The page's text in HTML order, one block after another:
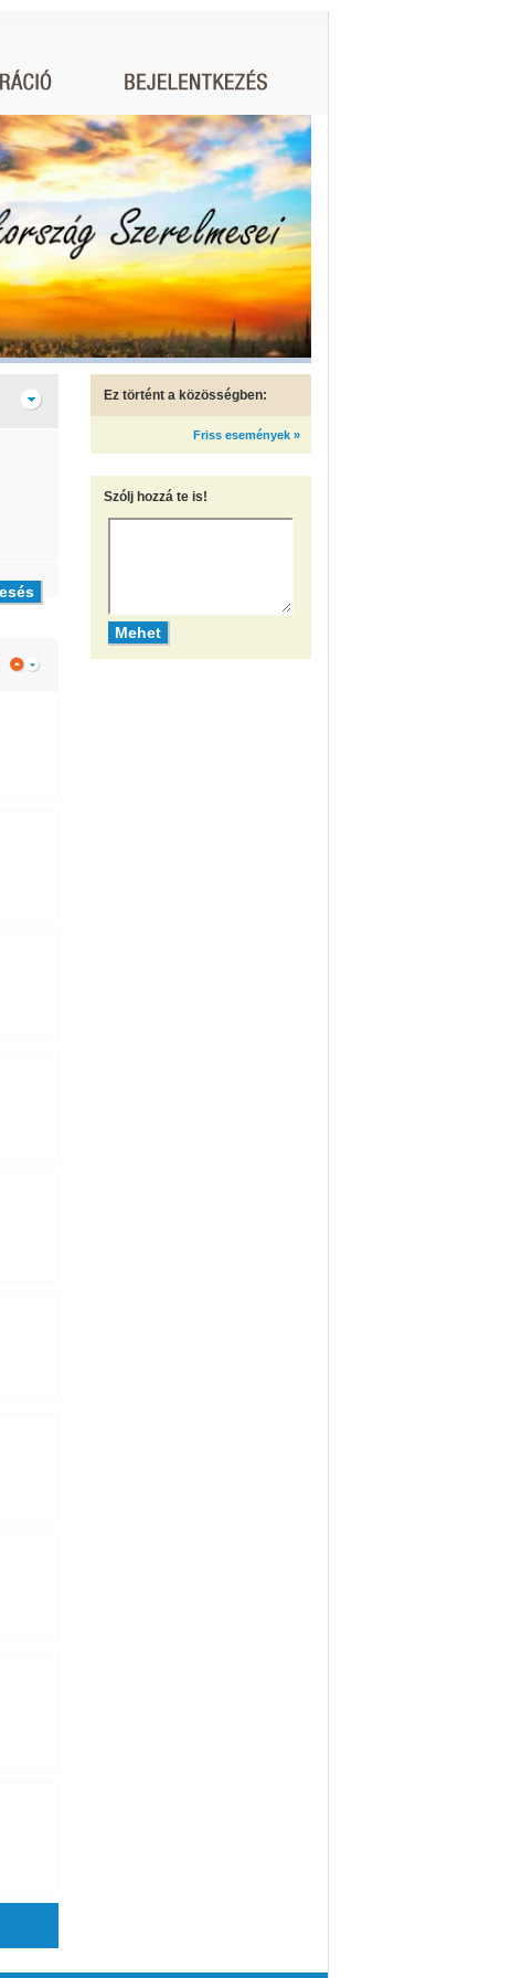
Ez történt a közösségben:
Friss események »
Szólj hozzá te is!